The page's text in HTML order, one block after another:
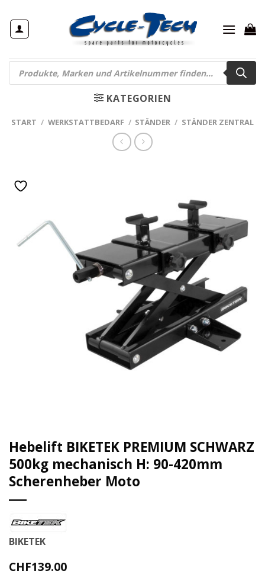
Inhalt
springen
Products
search
KATEGORIEN
START / WERKSTATTBEDARF / STÄNDER / STÄNDER ZENTRAL
Hebelift BIKETEK PREMIUM SCHWARZ
500kg mechanisch H: 90-420mm
Scherenheber Moto
BIKETEK
CHF139.00